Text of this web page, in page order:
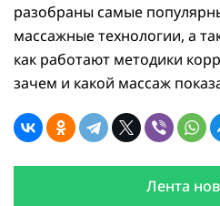
разобраны самые
массажные технологии, а
как работают методики
зачем и какой массаж
Лента